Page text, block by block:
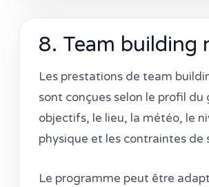
8. Team building
Les prestations de team
sont conçues selon le profil du
objectifs, le lieu, la météo, le
physique et les contraintes de
Le programme peut être